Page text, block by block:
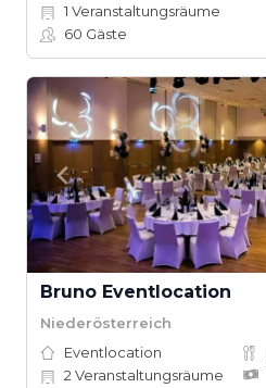
1 Veranstaltungsräume
60 Gäste
Bruno Eventlocation
Niederösterreich
Eventlocation
2 Veranstaltungsräume